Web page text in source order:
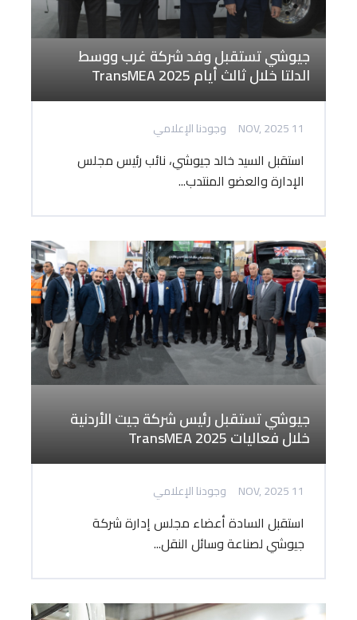
جيوشي تستقبل وفد شركة غرب ووسط
الدلتا خلال ثالث أيام TransMEA 2025
11 NOV, 2025 وجودنا الإعلامي
استقبل السيد خالد جيوشي، نائب رئيس مجلس
الإدارة والعضو المنتدب...
جيوشي تستقبل رئيس شركة جيت الأردنية
خلال فعاليات TransMEA 2025
11 NOV, 2025 وجودنا الإعلامي
استقبل السادة أعضاء مجلس إدارة شركة
جيوشي لصناعة وسائل النقل...